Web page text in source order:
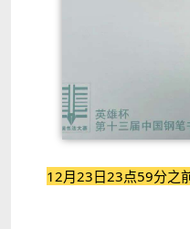
12月23日23点59分之